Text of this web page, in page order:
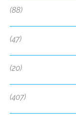
(88)
(47)
(20)
(407)